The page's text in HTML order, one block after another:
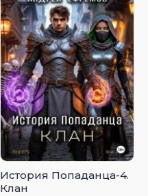
История Попаданца-4.
Клан